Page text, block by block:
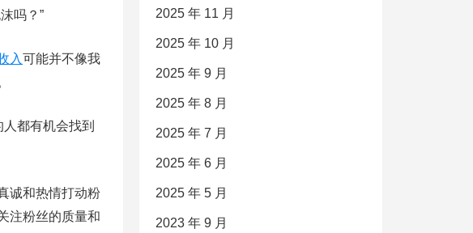
吗？”
入可能并不像我
都有机会找到
诚和热情打动粉
注粉丝的质量和
2025 年 11 月
2025 年 10 月
2025 年 9 月
2025 年 8 月
2025 年 7 月
2025 年 6 月
2025 年 5 月
2023 年 9 月